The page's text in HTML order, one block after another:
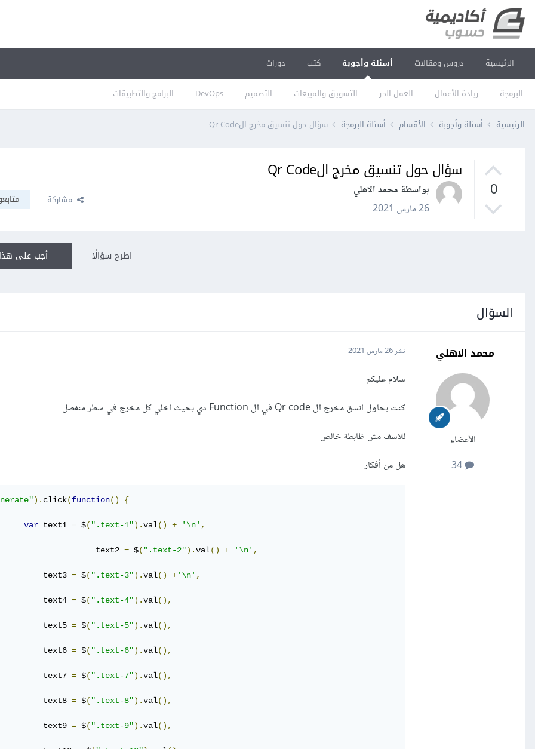
الرئيسية دروس ومقالات أسئلة وأجوبة
البرمجة ريادة الأعمال العمل الحر التسويق والمبيعات التصميم DevOps البرامج والتطبيقات
كتب دورات
الرئيسية أسئلة وأجوبة الأقسام أسئلة البرمجة سؤال حول تنسيق مخرج الQr Code
0
سؤال حول تنسيق مخرج الQr Code
بواسطة محمد الاهلي
26 مارس 2021
مشاركة
أجب على اطرح سؤالًا
السؤال
محمد الاهلي
الأعضاء
نشر26 مارس 2021
سلام عليكم
كنت بحاول انسق مخرج ال Qr code في ال Function دي بحيث اخلي كل مخرج في سطر منفصل
للاسف مش ظابطة خالص
هل من أفكار
). click(function() {
var text1 = $( ".text-1").val() + '\n' ,
			   text2
= $( ".text-2").val() + '\n' ,
text3
= $( ".text-3").val() +'\n' ,
text4
= $( ".text-4").val(),
text5
= $( ".text-5").val(),
text6
= $( ".text-6").val(),
text7
= $( ".text-7").val(),
text8
= $( ".text-8").val(),
text9
= $( ".text-9").val(),